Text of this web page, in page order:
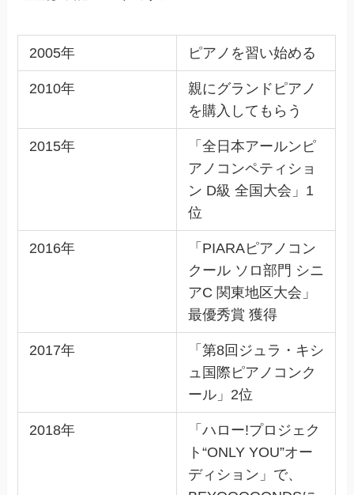
2005年 ピアノを習い始める
2010年
親にグランドピアノ
を購入してもらう
2015年
「全日本アールンピ
アノコンペティショ
ン D級 全国大会」1
位
2016年
「PIARAピアノコン
クール ソロ部門 シニ
アC 関東地区大会」
最優秀賞 獲得
2017年
「第8回ジュラ・キシ
ュ国際ピアノコンク
ール」2位
2018年
「ハロー!プロジェク
ト“ONLY YOU”オー
ディション」で、